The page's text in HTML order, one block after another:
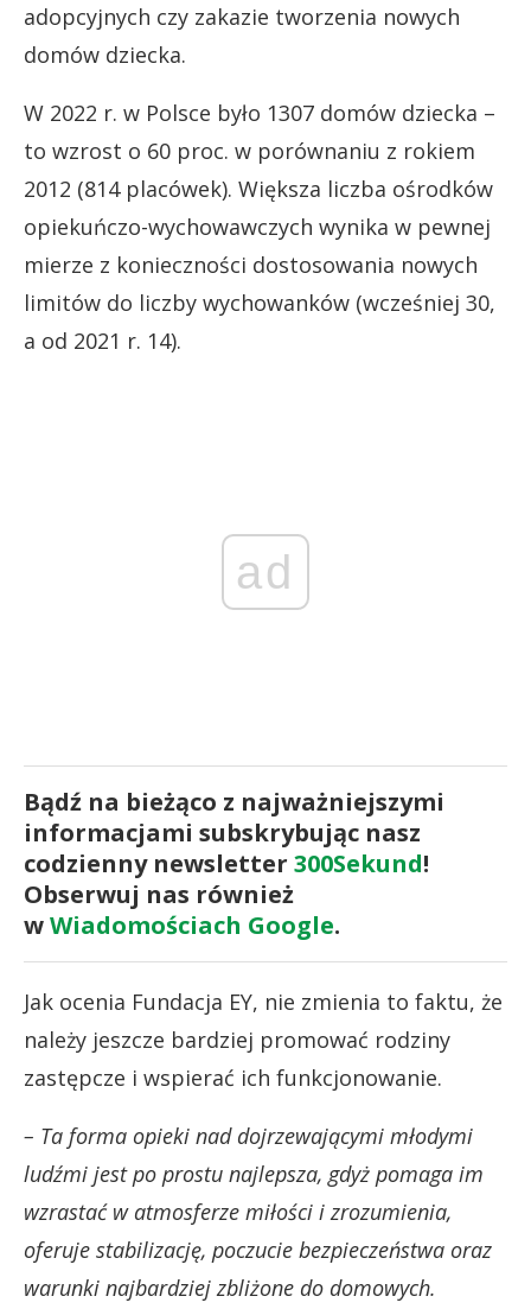
adopcyjnych czy zakazie tworzenia nowych
domów dziecka.
W 2022 r. w Polsce było 1307 domów dziecka –
to wzrost o 60 proc. w porównaniu z rokiem
2012 (814 placówek). Większa liczba ośrodków
opiekuńczo-wychowawczych wynika w pewnej
mierze z konieczności dostosowania nowych
limitów do liczby wychowanków (wcześniej 30,
a od 2021 r. 14).
ad
Bądź na bieżąco z najważniejszymi
informacjami subskrybując nasz
codzienny newsletter 300Sekund!
Obserwuj nas również
wWiadomościach Google.
Jak ocenia Fundacja EY, nie zmienia to faktu, że
należy jeszcze bardziej promować rodziny
zastępcze i wspierać ich funkcjonowanie.
– Ta forma opieki nad dojrzewającymi młodymi
ludźmi jest po prostu najlepsza, gdyż pomaga im
wzrastać w atmosferze miłości i zrozumienia,
oferuje stabilizację, poczucie bezpieczeństwa oraz
warunki najbardziej zbliżone do domowych.